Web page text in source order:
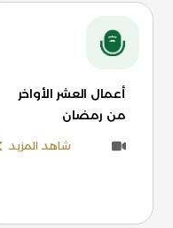
أعمال العشر الأواخر
من رمضان
شاهد المزيد